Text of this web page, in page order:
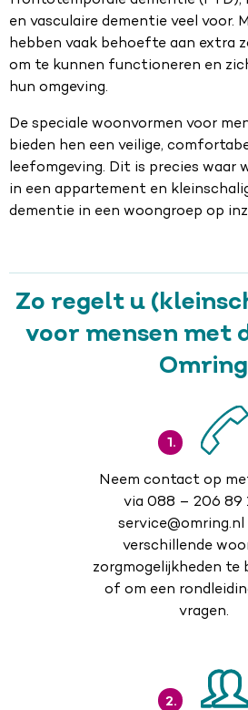
en vasculaire dementie veel voor.
hebben vaak behoefte aan extra
om te kunnen functioneren en
hun omgeving.
De speciale woonvormen voor
bieden hen een veilige,
leefomgeving. Dit is precies waar
in een appartement en
dementie in een woongroep op
Zo regelt u
voor mensen met
Omring
1.
Neem contact op
via 088 – 206 89
service@omring.nl
verschillende
zorgmogelijkheden te
of om een
vragen.
2.